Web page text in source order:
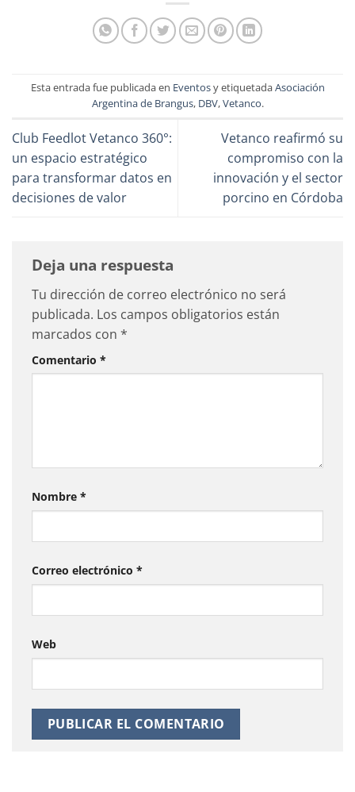
Esta entrada fue publicada en Eventosy etiquetadaAsociación
Argentina de Brangus, DBV,Vetanco.
Club Feedlot Vetanco 360°:
un espacio estratégico
para transformar datos en
decisiones de valor
Vetanco reafirmó su
compromiso con la
innovación y el sector
porcino en Córdoba
Deja una respuesta
Tu dirección de correo electrónico no será
publicada. Los campos obligatorios están
marcados con *
Comentario *
Nombre *
Correo electrónico *
Web